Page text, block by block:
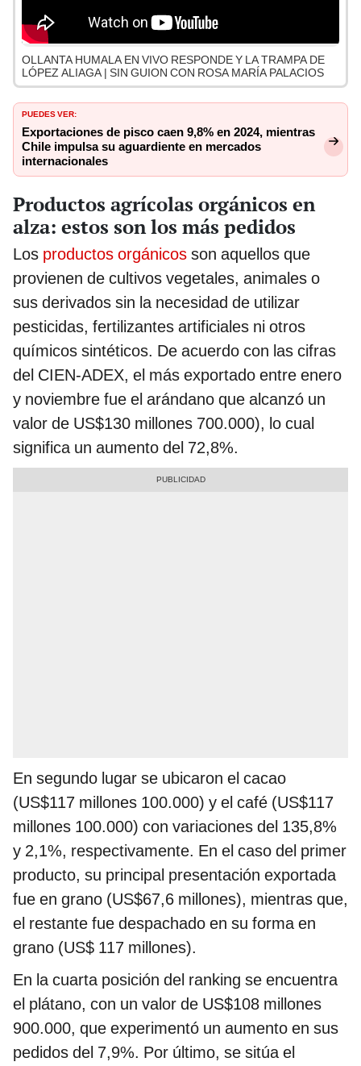
OLLANTA HUMALA EN VIVO RESPONDE Y LA TRAMPA DE
LÓPEZ ALIAGA | SIN GUION CON ROSA MARÍA PALACIOS
PUEDES VER:
Exportaciones de pisco caen 9,8% en 2024, mientras
Chile impulsa su aguardiente en mercados
internacionales
Productos agrícolas orgánicos en
alza: estos son los más pedidos
Los productos orgánicos son aquellos que
provienen de cultivos vegetales, animales o
sus derivados sin la necesidad de utilizar
pesticidas, fertilizantes artificiales ni otros
químicos sintéticos. De acuerdo con las cifras
del CIEN-ADEX, el más exportado entre enero
y noviembre fue el arándano que alcanzó un
valor de US$130 millones 700.000), lo cual
significa un aumento del 72,8%.
En segundo lugar se ubicaron el cacao
(US$117 millones 100.000) y el café (US$117
millones 100.000) con variaciones del 135,8%
y 2,1%, respectivamente. En el caso del primer
producto, su principal presentación exportada
fue en grano (US$67,6 millones), mientras que,
el restante fue despachado en su forma en
grano (US$ 117 millones).
En la cuarta posición del ranking se encuentra
el plátano, con un valor de US$108 millones
900.000, que experimentó un aumento en sus
pedidos del 7,9%. Por último, se sitúa el